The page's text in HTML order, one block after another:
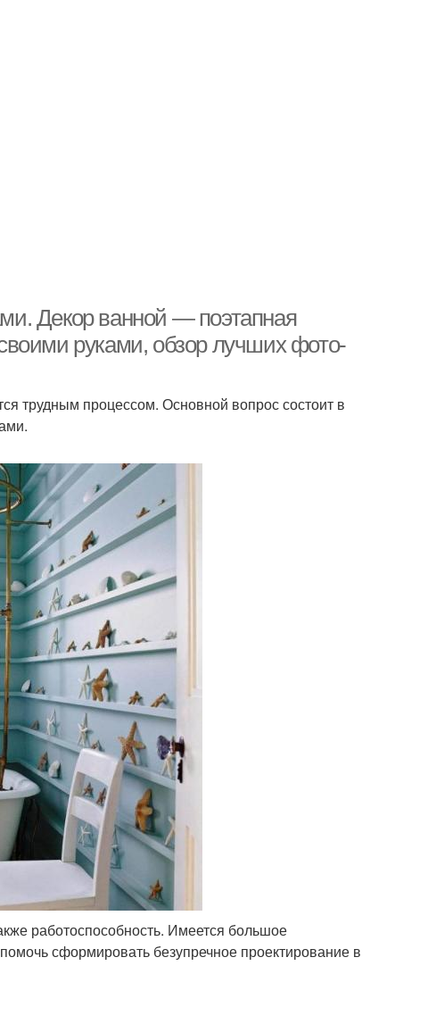
Декор ванной — поэтапная
руками, обзор лучших фото-
трудным процессом. Основной вопрос состоит в
работоспособность. Имеется большое
сформировать безупречное проектирование в